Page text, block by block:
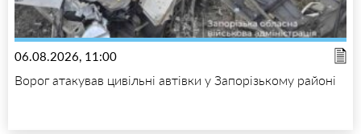
06.08.2026, 11:00
Ворог атакував цивільні автівки у Запорізькому районі